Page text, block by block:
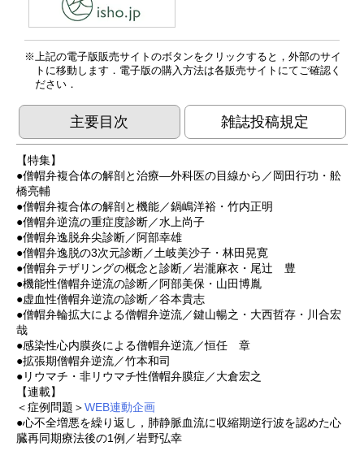
上記の電子版販売サイトのボタンをクリックすると，外部のサイ
トに移動します．電子版の購入方法は各販売サイトにてご確認く
ださい．
主要目次 雑誌投稿規定
【特集】
●僧帽弁複合体の解剖と治療—外科医の目線から／岡田行功・舩
橋亮輔
●僧帽弁複合体の解剖と機能／鍋嶋洋裕・竹内正明
●僧帽弁逆流の重症度診断／水上尚子
●僧帽弁逸脱弁尖診断／阿部幸雄
●僧帽弁逸脱の3次元診断／土岐美沙子・林田晃寛
●僧帽弁テザリングの概念と診断／岩瀧麻衣・尾辻 豊
●機能性僧帽弁逆流の診断／阿部美保・山田博胤
●虚血性僧帽弁逆流の診断／谷本貴志
●僧帽弁輪拡大による僧帽弁逆流／鍵山暢之・大西哲存・川合宏
哉
●感染性心内膜炎による僧帽弁逆流／恒任 章
●拡張期僧帽弁逆流／竹本和司
●リウマチ・非リウマチ性僧帽弁膜症／大倉宏之
【連載】
＜症例問題＞WEB連動企画
●心不全増悪を繰り返し，肺静脈血流に収縮期逆行波を認めた心
臓再同期療法後の1例／岩野弘幸